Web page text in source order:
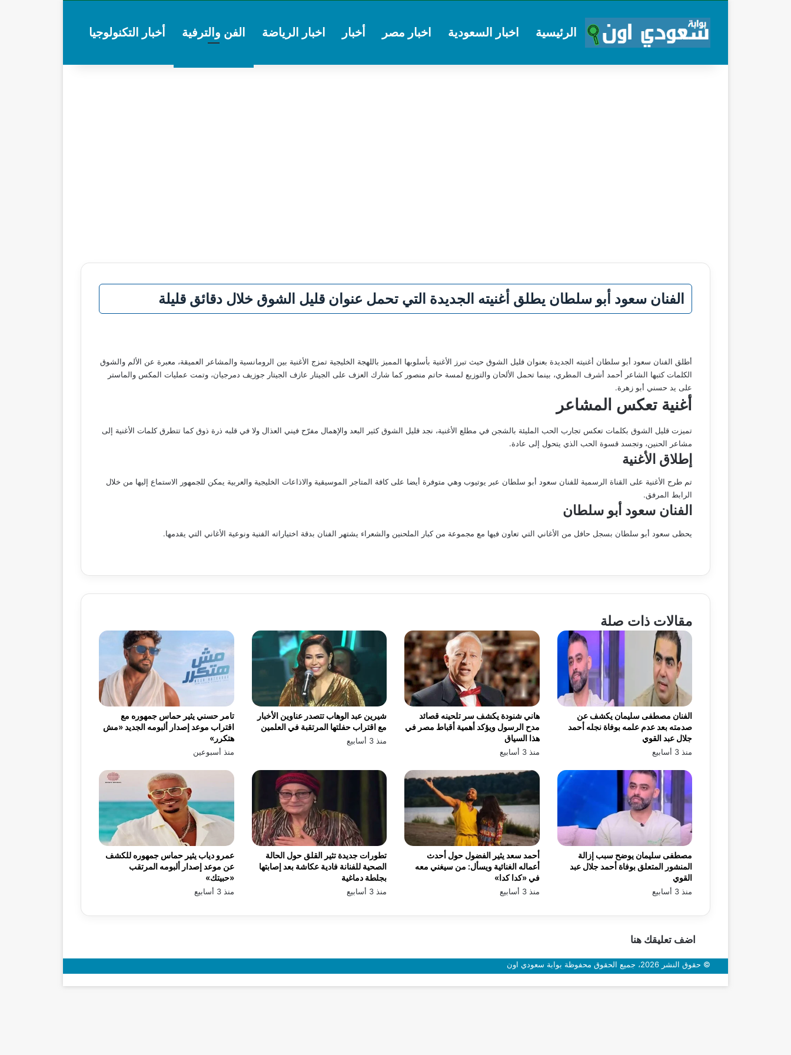
الرئيسية اخبار السعودية اخبار مصر أخبار اخبار الرياضة الفن والترفية أخبار التكنولوجيا
الفنان سعود أبو سلطان يطلق أغنيته الجديدة التي تحمل عنوان قليل الشوق خلال دقائق قليلة
أطلق الفنان سعود أبو سلطان أغنيته الجديدة بعنوان قليل الشوق حيث تبرز الأغنية بأسلوبها المميز باللهجة الخليجية تمزج الأغنية بين الرومانسية والمشاعر العميقة، معبرة عن الألم والشوق
الكلمات كتبها الشاعر أحمد أشرف المطري، بينما تحمل الألحان والتوزيع لمسة حاتم منصور كما شارك العزف على الجيتار عازف الجيتار جوزيف دمرجيان، وتمت عمليات المكس والماستر
على يد حسني أبو زهرة.
أغنية تعكس المشاعر
تميزت قليل الشوق بكلمات تعكس تجارب الحب المليئة بالشجن في مطلع الأغنية، نجد قليل الشوق كثير البعد والإهمال مفرّح فيني العذال ولا في قلبه ذرة ذوق كما تتطرق كلمات الأغنية إلى
مشاعر الحنين، وتجسد قسوة الحب الذي يتحول إلى عادة.
إطلاق الأغنية
تم طرح الأغنية على القناة الرسمية للفنان سعود أبو سلطان عبر يوتيوب وهي متوفرة أيضا على كافة المتاجر الموسيقية والاذاعات الخليجية والعربية يمكن للجمهور الاستماع إليها من خلال
الرابط المرفق.
الفنان سعود أبو سلطان
يحظى سعود أبو سلطان بسجل حافل من الأغاني التي تعاون فيها مع مجموعة من كبار الملحنين والشعراء يشتهر الفنان بدقة اختياراته الفنية ونوعية الأغاني التي يقدمها.
مقالات ذات صلة
تامر حسني يثير حماس جمهوره مع
اقتراب موعد إصدار ألبومه الجديد «مش
هتكرر»
منذ أسبوعين
شيرين عبد الوهاب تتصدر عناوين الأخبار
مع اقتراب حفلتها المرتقبة في العلمين
منذ 3 أسابيع
هاني شنودة يكشف سر تلحينه قصائد
مدح الرسول ويؤكد أهمية أقباط مصر في
هذا السياق
منذ 3 أسابيع
الفنان مصطفى سليمان يكشف عن
صدمته بعد عدم علمه بوفاة نجله أحمد
جلال عبد القوي
منذ 3 أسابيع
عمرو دياب يثير حماس جمهوره للكشف
عن موعد إصدار ألبومه المرتقب
«حبيتك»
منذ 3 أسابيع
تطورات جديدة تثير القلق حول الحالة
الصحية للفنانة فادية عكاشة بعد إصابتها
بجلطة دماغية
منذ 3 أسابيع
أحمد سعد يثير الفضول حول أحدث
أعماله الغنائية ويسأل: من سيغني معه
في «كدا كدا»
منذ 3 أسابيع
مصطفى سليمان يوضح سبب إزالة
المنشور المتعلق بوفاة أحمد جلال عبد
القوي
منذ 3 أسابيع
اضف تعليقك هنا
© حقوق النشر 2026، جميع الحقوق محفوظة بوابة سعودي اون